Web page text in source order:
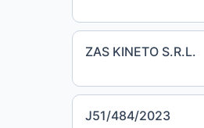
ZAS KINETO S.R.L.
J51/484/2023